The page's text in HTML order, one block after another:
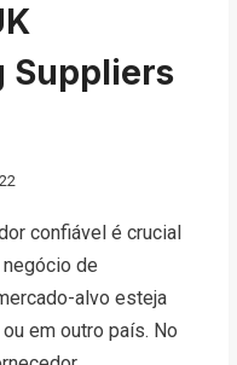
Suppliers
confiável é crucial
de
alvo esteja
em outro país. No